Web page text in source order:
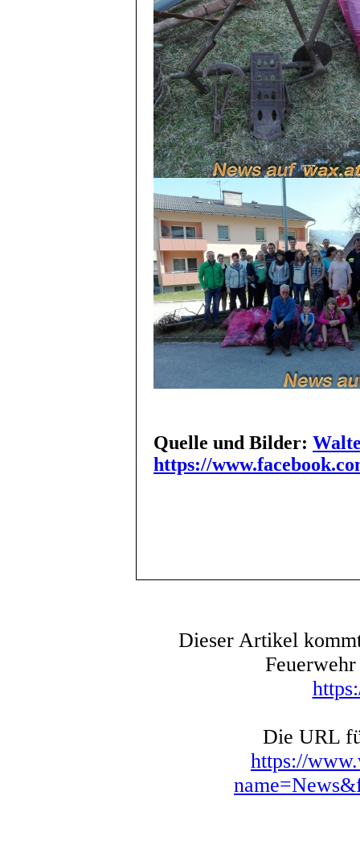
Quelle und Bilder:
https://
Dieser Artikel
Die URL
https://